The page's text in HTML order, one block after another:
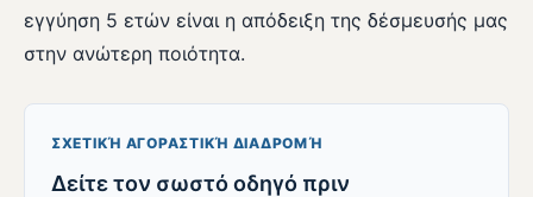
εγγύηση 5 ετών είναι η απόδειξη της δέσμευσής μας
στην ανώτερη ποιότητα.
ΣΧΕΤΙΚΉ ΑΓΟΡΑΣΤΙΚΉ ΔΙΑΔΡΟΜΉ
Δείτε τον σωστό οδηγό πριν